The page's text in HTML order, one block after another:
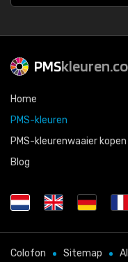
PMS
Home
PMS-kleuren
PMS-kleurenwaaier kopen
Blog
Colofon Sitemap